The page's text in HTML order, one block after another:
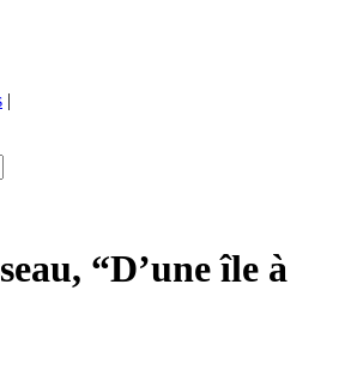
|
“D’une île à